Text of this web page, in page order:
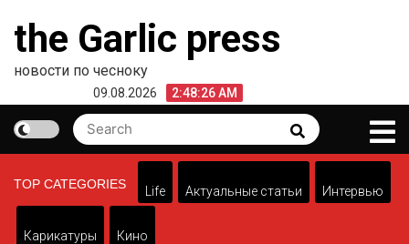
content
the Garlic press
новости по чесноку
09.08.2026 2:48:26 AM
Search
for:
Search
TOP CATEGORIES
Life Актуальные статьи Интервью
Карикатуры Кино